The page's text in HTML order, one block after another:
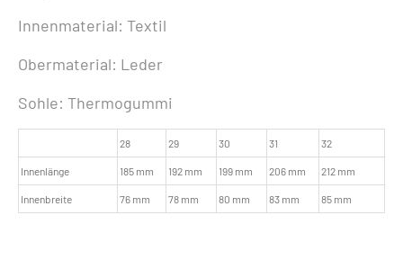
Innenmaterial: Textil
Obermaterial: Leder
Sohle: Thermogummi
28 29 30 31 32
Innenlänge 185 mm 192 mm 199 mm 206 mm 212 mm
Innenbreite 76 mm 78 mm 80 mm 83 mm 85 mm